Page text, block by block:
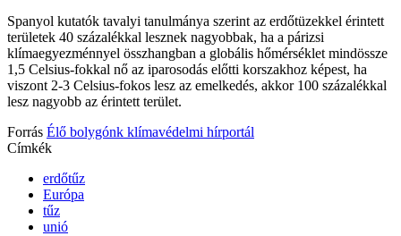
Spanyol kutatók tavalyi tanulmánya szerint az erdőtüzekkel érintett
területek 40 százalékkal lesznek nagyobbak, ha a párizsi
klímaegyezménnyel összhangban a globális hőmérséklet mindössze
1,5 Celsius-fokkal nő az iparosodás előtti korszakhoz képest, ha
viszont 2-3 Celsius-fokos lesz az emelkedés, akkor 100 százalékkal
lesz nagyobb az érintett terület.
Forrás Élő bolygónk klímavédelmi hírportál
Címkék
erdőtűz
Európa
tűz
unió